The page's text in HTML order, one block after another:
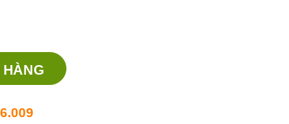
dụng gì? giá thuốc tại nhathuocanhuy.comền? số lượng